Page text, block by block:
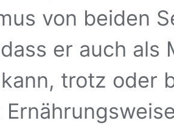
von beiden
er auch als
trotz oder